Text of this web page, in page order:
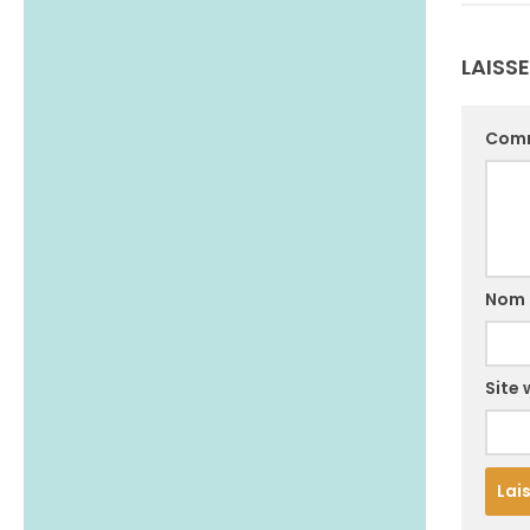
Nom
Site